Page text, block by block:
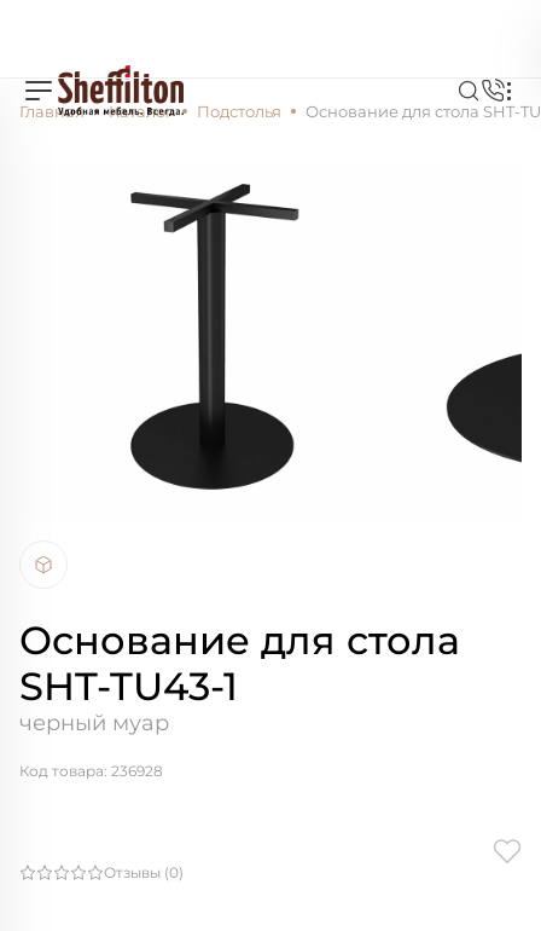
Главная Каталог Подстолья Основание для стола SHT-
Основание для стола
SHT-TU43-1
черный муар
Отзывы (0)
Код товара: 236928